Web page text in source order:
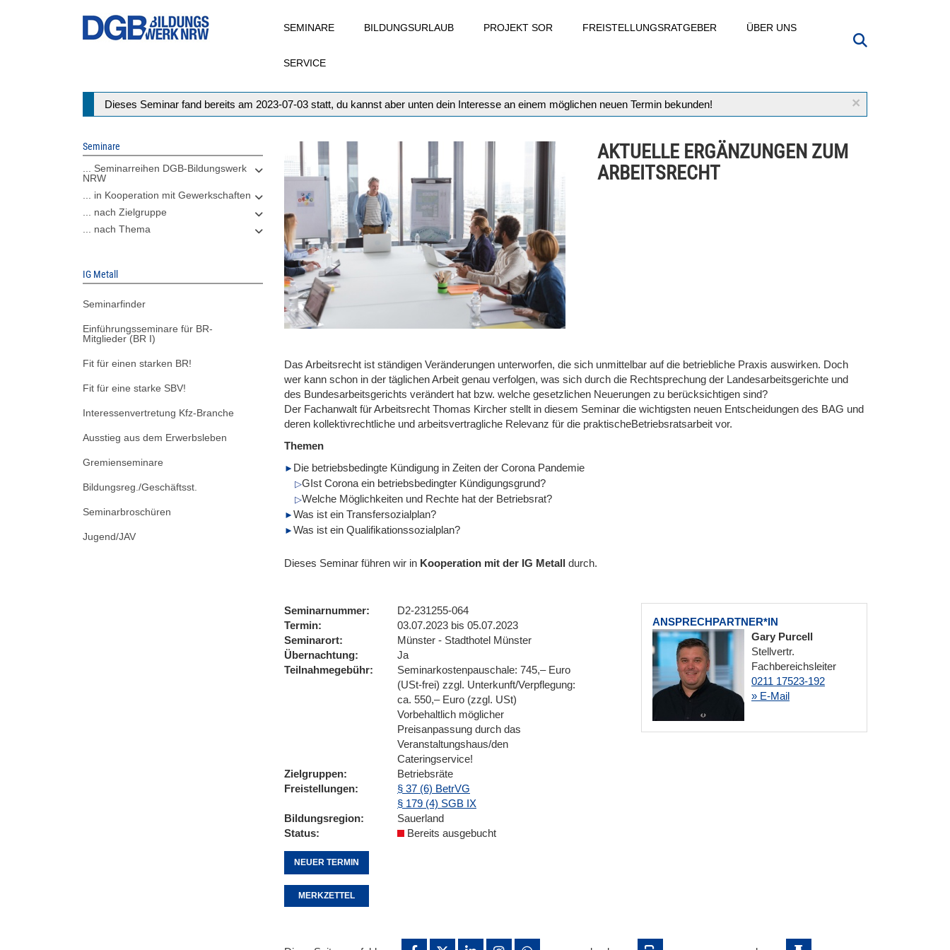
SEMINARE BILDUNGSURLAUB PROJEKT SOR FREISTELLUNGSRATGEBER ÜBER UNS
SERVICE
×
Statusmeldung
Dieses Seminar fand bereits am 2023-07-03 statt, du kannst aber unten dein Interesse an einem möglichen neuen Termin bekunden!
Seminare
... Seminarreihen DGB-Bildungswerk
NRW
... in Kooperation mit Gewerkschaften
... nach Zielgruppe
... nach Thema
IG Metall
Seminarfinder
Einführungsseminare für BR-
Mitglieder (BR I)
Fit für einen starken BR!
Fit für eine starke SBV!
Interessenvertretung Kfz-Branche
Ausstieg aus dem Erwerbsleben
Gremienseminare
Bildungsreg./Geschäftsst.
Seminarbroschüren
Jugend/JAV
AKTUELLE ERGÄNZUNGEN ZUM
ARBEITSRECHT
Das Arbeitsrecht ist ständigen Veränderungen unterworfen, die sich unmittelbar auf die betriebliche Praxis auswirken. Doch
wer kann schon in der täglichen Arbeit genau verfolgen, was sich durch die Rechtsprechung der Landesarbeitsgerichte und
des Bundesarbeitsgerichts verändert hat bzw. welche gesetzlichen Neuerungen zu berücksichtigen sind?
Der Fachanwalt für Arbeitsrecht Thomas Kircher stellt in diesem Seminar die wichtigsten neuen Entscheidungen des BAG und
deren kollektivrechtliche und arbeitsvertragliche Relevanz für die praktischeBetriebsratsarbeit vor.
Themen
Die betriebsbedingte Kündigung in Zeiten der Corona Pandemie
GIst Corona ein betriebsbedingter Kündigungsgrund?
Welche Möglichkeiten und Rechte hat der Betriebsrat?
Was ist ein Transfersozialplan?
Was ist ein Qualifikationssozialplan?
Dieses Seminar führen wir in Kooperation mit der IG Metall durch.
ANSPRECHPARTNER*IN
Gary Purcell
Stellvertr.
Fachbereichsleiter
0211 17523-192
» E-Mail
Seminarnummer
D2-231255-064
Termin
03.07.2023 bis 05.07.2023
Seminarort
Münster - Stadthotel Münster
Übernachtung
Ja
Teilnahmegebühr
Seminarkostenpauschale: 745,– Euro
(USt-frei) zzgl. Unterkunft/Verpflegung:
ca. 550,– Euro (zzgl. USt)
Vorbehaltlich möglicher
Preisanpassung durch das
Veranstaltungshaus/den
Cateringservice!
Zielgruppen
Betriebsräte
Freistellungen
§ 37 (6) BetrVG
§ 179 (4) SGB IX
Bildungsregion
Sauerland
Status
Bereits ausgebucht
NEUER TERMIN
MERKZETTEL